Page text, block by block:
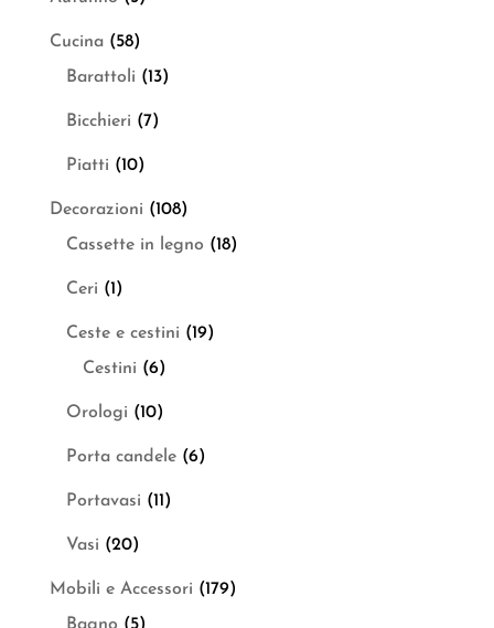
Cucina (58)
Barattoli (13)
Bicchieri (7)
Piatti (10)
Decorazioni (108)
Cassette in legno (18)
Ceri (1)
Ceste e cestini (19)
Cestini (6)
Orologi (10)
Porta candele (6)
Portavasi (11)
Vasi (20)
Mobili e Accessori (179)
Bagno (5)